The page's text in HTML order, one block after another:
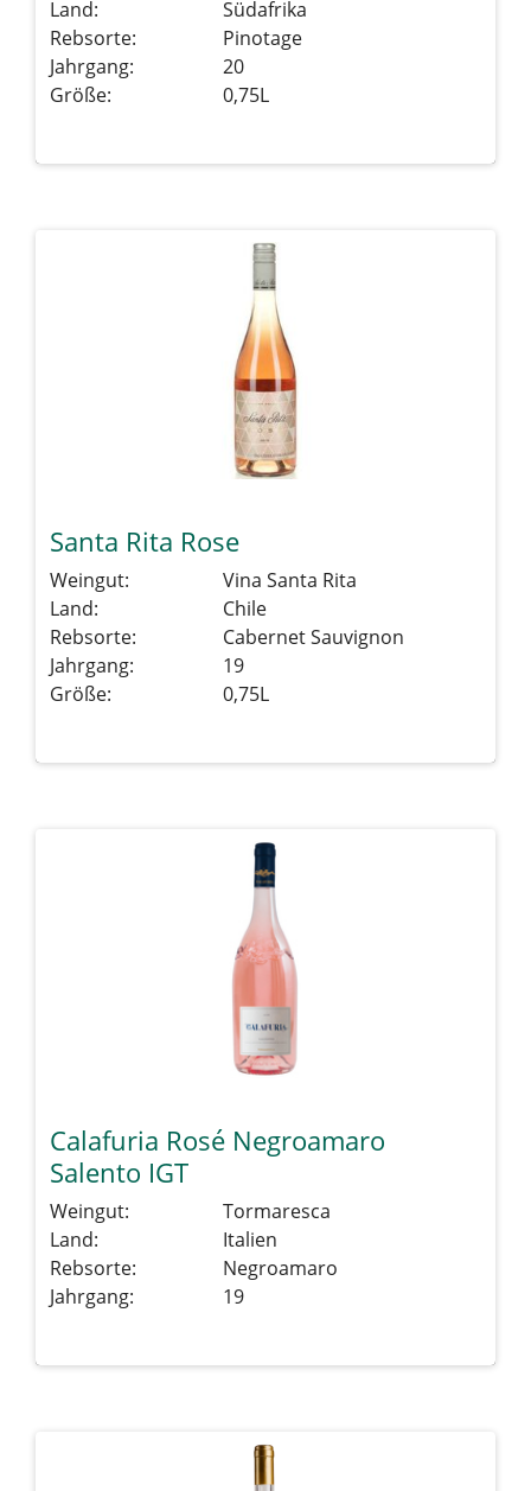
Land:
Südafrika
Rebsorte:
Pinotage
Jahrgang:
20
Größe:
0,75L
Santa Rita Rose
Weingut:
Vina Santa Rita
Land:
Chile
Rebsorte:
Cabernet Sauvignon
Jahrgang:
19
Größe:
0,75L
Calafuria Rosé Negroamaro
Salento IGT
Weingut:
Tormaresca
Land:
Italien
Rebsorte:
Negroamaro
Jahrgang:
19